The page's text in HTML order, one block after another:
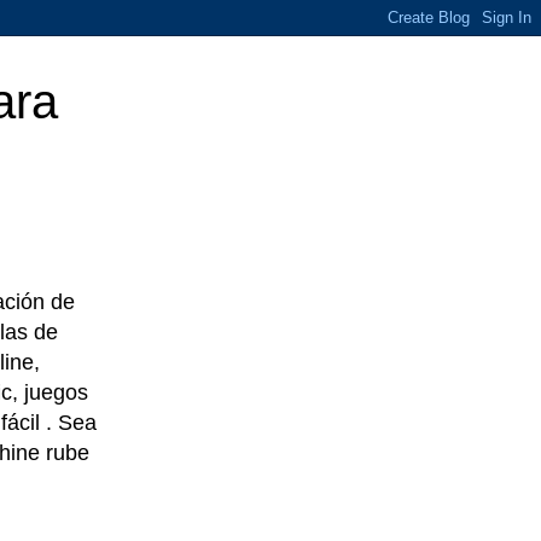
de
de
juegos
. Sea
rube